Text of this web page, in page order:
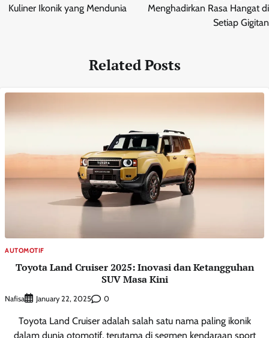
Kuliner Ikonik yang Mendunia
Menghadirkan Rasa Hangat di
Setiap Gigitan
Related Posts
AUTOMOTIF
Toyota Land Cruiser 2025: Inovasi dan Ketangguhan
SUV Masa Kini
Nafisa January 22, 2025 0
Toyota Land Cruiser adalah salah satu nama paling ikonik
dalam dunia otomotif, terutama di segmen kendaraan sport